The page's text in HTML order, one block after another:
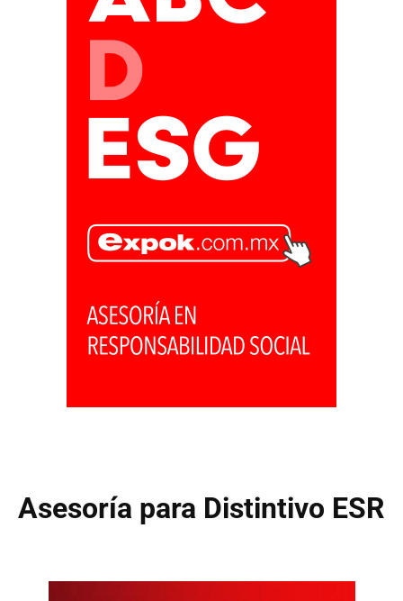
Asesoría para Distintivo ESR